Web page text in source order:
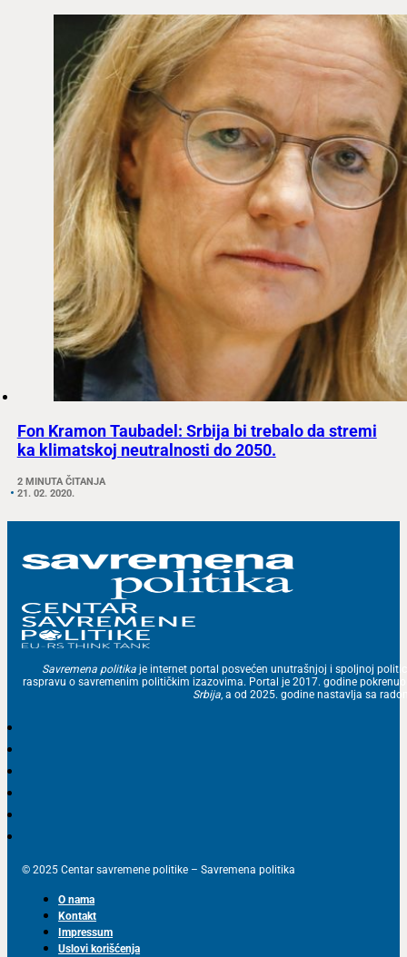
Fon Kramon Taubadel: Srbija bi trebalo da stremi
ka klimatskoj neutralnosti do 2050.
2 MINUTA ČITANJA
21. 02. 2020.
Savremena politika je internet portal posvećen unutrašnjoj i spoljnoj
raspravu o savremenim političkim izazovima. Portal je 2017. godine
Srbija, a od 2025. godine nastavlja sa
© 2025 Centar savremene politike – Savremena politika
O nama
Kontakt
Impressum
Uslovi korišćenja